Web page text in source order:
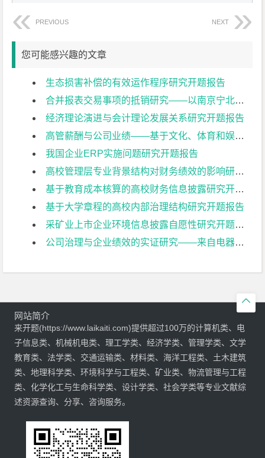
PREVIOUS NEXT
您可能感兴趣的文章
生态损害补偿的有效运作程序研究开题报告
合并报表交易事项的抵销研究——以南京宁北轨道交通有限公司为例开题报告
经济理论演进与会计理论发展关系研究开题报告
高管薪酬与公司业绩——基于文化、体育和娱乐业上市公司的实证研究开题报告
我国企业ERP实施问题研究开题报告
高校管理层专业背景结构对财务绩效的影响研究开题报告
基于教育成本核算的高校财务信息披露研究开题报告
基于大学章程的高校内部治理结构研究开题报告
采矿业上市企业环境信息披露自愿性研究开题报告
公司治理与企业绩效的实证研究——来自电器机械及器材制造业上市公司的经验证据开题报告

网站简介
来开题(https://www.laikaiti.com)提供超过100万的计算机类、电
子信息类、机械机电类、理工学类、经济学类、管理学类、文学
教育类、法学类、交通运输类、材料类、海洋工程类、土木建筑
类、地理科学类、环境科学与工程类、矿业类、物流管理与工程
类、化学化工与生命科学类、设计学类、社会学类等专业文献综
述资源查询、分享、咨询服务。